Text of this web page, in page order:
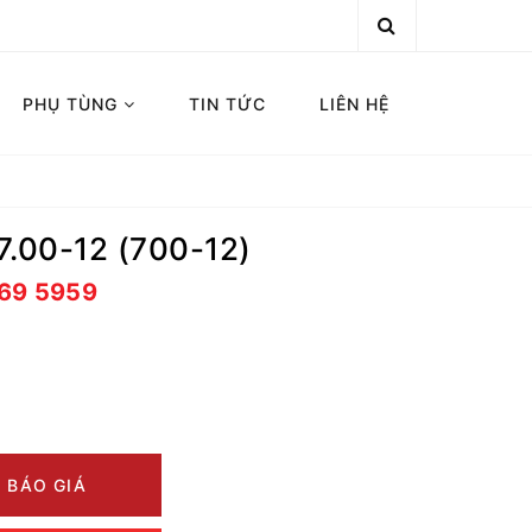
PHỤ TÙNG TIN TỨC LIÊN HỆ
12 (700-12)
5959
BÁO GIÁ